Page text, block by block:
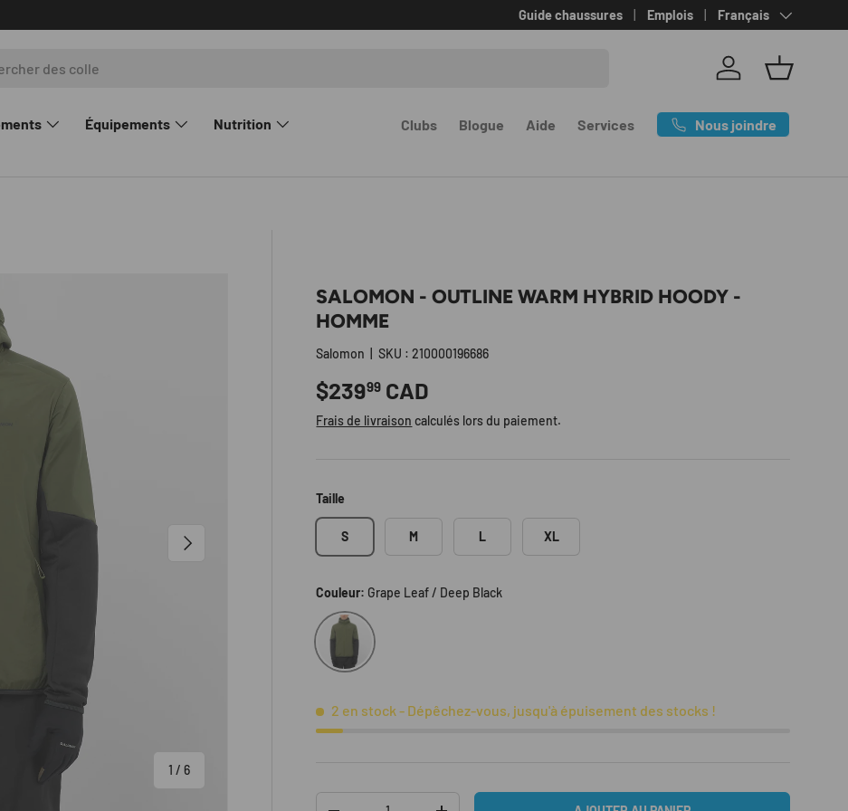
Guide chaussures Emplois Langue
Français
Se connecter
Panier
Équipements Nutrition Clubs Blogue Aide Services Nous joindre
galerie
1 /de
6
SUIVANT
SALOMON - OUTLINE WARM HYBRID HOODY -
HOMME
Salomon |SKU : 210000196686
Prix habituel
$23999 CAD
Frais de livraison calculés lors du paiement.
Taille
S M L XL
Couleur: Grape Leaf / Deep Black
Grape Leaf / Deep Black
2 en stock - Dépêchez-vous, jusqu'à épuisement des stocks !